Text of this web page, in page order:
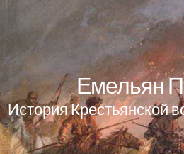
Емельян
История Крестьянской